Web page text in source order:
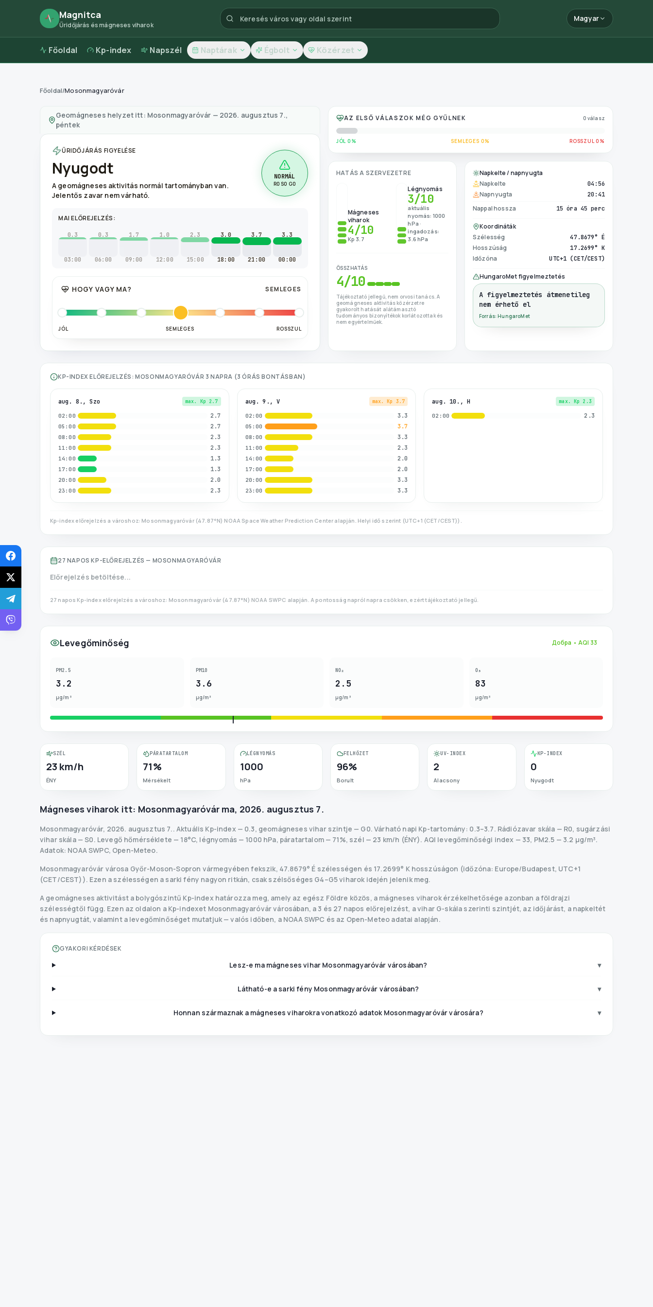
Magnitca
Űridőjárás és mágneses viharok
Magyar
Főoldal Kp-index Napszél Naptárak Égbolt Közérzet
Mágneses viharok itt:
Főoldal/Mosonmagyaróvár
Geomágneses helyzet itt: Mosonmagyaróvár — 2026. augusztus 7.,
péntek
ŰRIDŐJÁRÁS FIGYELÉSE
Nyugodt
A geomágneses aktivitás normál tartományban van.
Jelentős zavar nem várható.
NORMÁL
R0 S0 G0
MAI ELŐREJELZÉS:
0.3
03:00
0.3
06:00
1.7
09:00
1.0
12:00
2.3
15:00
3.0
18:00
3.7
21:00
3.3
00:00
HOGY VAGY MA? SEMLEGES
JÓL SEMLEGES ROSSZUL
AZ ELSŐ VÁLASZOK MÉG GYŰLNEK 0 válasz
JÓL 0% SEMLEGES 0% ROSSZUL 0%
HATÁS A SZERVEZETRE
Mágneses
viharok
4/10
Kp 3.7
Légnyomás
3/10
aktuális
nyomás: 1000
hPa ·
ingadozás:
3.6 hPa
ÖSSZHATÁS
4/10
Tájékoztató jellegű, nem orvosi tanács. A
geomágneses aktivitás közérzetre
gyakorolt hatását alátámasztó
tudományos bizonyítékok korlátozottak és
nem egyértelműek.
Napkelte / napnyugta
Napkelte
04:56
Napnyugta 20:41
Nappal hossza 15 óra 45 perc
Koordináták
Szélesség
47.8679° É
Hosszúság 17.2699° K
Időzóna UTC+1 (CET/CEST)
HungaroMet figyelmeztetés
A figyelmeztetés átmenetileg
nem érhető el
Forrás: HungaroMet
KP-INDEX ELŐREJELZÉS: MOSONMAGYARÓVÁR 3 NAPRA (3 ÓRÁS BONTÁSBAN)
aug. 8., Szo max. Kp 2.7
02:00 2.7
05:00 2.7
08:00 2.3
11:00 2.3
14:00 1.3
17:00 1.3
20:00 2.0
23:00 2.3
aug. 9., V max. Kp 3.7
02:00 3.3
05:00 3.7
08:00 3.3
11:00 2.3
14:00 2.0
17:00 2.0
20:00 3.3
23:00 3.3
aug. 10., H max. Kp 2.3
02:00 2.3
Kp-index előrejelzés a városhoz: Mosonmagyaróvár(47.87°N) NOAA Space Weather Prediction Center alapján. Helyi idő szerint (UTC+1 (CET/CEST)).
27 NAPOS KP-ELŐREJELZÉS — MOSONMAGYARÓVÁR
Előrejelzés betöltése...
27 napos Kp-index előrejelzés a városhoz: Mosonmagyaróvár (47.87°N) NOAA SWPC alapján. A pontosság napról napra csökken, ezért tájékoztató jellegű.
Levegőminőség Добра • AQI 33
PM2.5
3.2
µg/m³
PM10
3.6
µg/m³
NO₂
2.5
µg/m³
O₃
83
µg/m³
SZÉL
23 km/h
ÉNY
PÁRATARTALOM
71%
Mérsékelt
LÉGNYOMÁS
1000
hPa
FELHŐZET
96%
Borult
UV-INDEX
2
Alacsony
KP-INDEX
0
Nyugodt
Mágneses viharok itt: Mosonmagyaróvár ma, 2026. augusztus 7.
Mosonmagyaróvár, 2026. augusztus 7.. Aktuális Kp-index — 0.3, geomágneses vihar szintje — G0. Várható napi Kp-tartomány: 0.3–3.7. Rádiózavar skála — R0, sugárzási
vihar skála— S0. Levegő hőmérséklete — 18°C, légnyomás — 1000 hPa, páratartalom — 71%, szél — 23 km/h (ÉNY). AQI levegőminőségi index — 33, PM2.5 — 3.2 µg/m³.
Adatok: NOAA SWPC, Open-Meteo.
Mosonmagyaróvár városa Győr-Moson-Sopron vármegyében fekszik, 47.8679° É szélességen és 17.2699° K hosszúságon (időzóna: Europe/Budapest, UTC+1
(CET/CEST)). Ezen a szélességen a sarki fény nagyon ritkán, csak szélsőséges G4–G5 viharok idején jelenik meg.
A geomágneses aktivitást a bolygószintű Kp-index határozza meg, amely az egész Földre közös, a mágneses viharok érzékelhetősége azonban a földrajzi
szélességtől függ. Ezen az oldalon a Kp-indexet Mosonmagyaróvár városában, a 3 és 27 napos előrejelzést, a vihar G-skála szerinti szintjét, az időjárást, a napkeltét
és napnyugtát, valamint a levegőminőséget mutatjuk — valós időben, a NOAA SWPC és az Open-Meteo adatai alapján.
GYAKORI KÉRDÉSEK
Lesz-e ma mágneses vihar Mosonmagyaróvár városában? ▾
Látható-e a sarki fény Mosonmagyaróvár városában? ▾
Honnan származnak a mágneses viharokra vonatkozó adatok Mosonmagyaróvár városára? ▾